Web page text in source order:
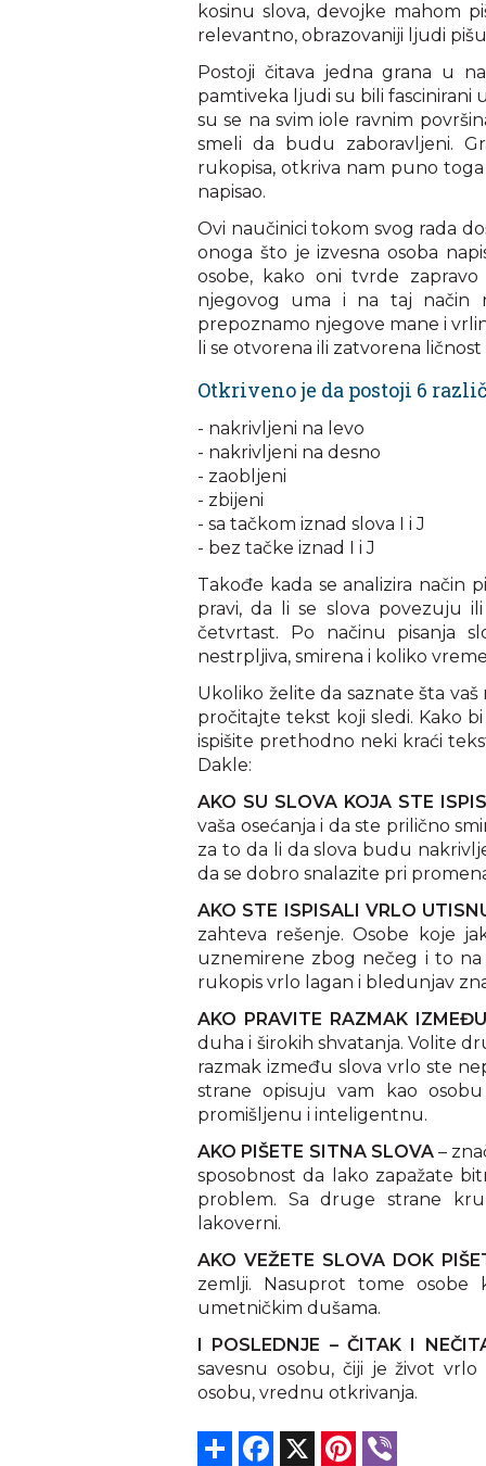
kosinu slova, devojke mahom
relevantno, obrazovaniji ljudi
Postoji čitava jedna grana u
pamtiveka ljudi su bili fascinirani
su se na svim iole ravnim
smeli da budu zaboravljeni.
rukopisa, otkriva nam puno
napisao.
Ovi naučinici tokom svog rada
onoga što je izvesna osoba
osobe, kako oni tvrde
njegovog uma i na taj način
prepoznamo njegove mane i
li se otvorena ili zatvorena ličnost
Otkriveno je da postoji 6
- nakrivljeni na levo
- nakrivljeni na desno
- zaobljeni
- zbijeni
- sa tačkom iznad slova I i J
- bez tačke iznad I i J
Takođe kada se analizira način
pravi, da li se slova povezuju
četvrtast. Po načinu pisanja
nestrpljiva, smirena i koliko
Ukoliko želite da saznate šta
pročitajte tekst koji sledi. Kako
ispišite prethodno neki kraći
Dakle:
AKO SU SLOVA KOJA STE
vaša osećanja i da ste prilično
za to da li da slova budu
da se dobro snalazite pri
AKO STE ISPISALI VRLO
zahteva rešenje. Osobe koje
uznemirene zbog nečeg i to
rukopis vrlo lagan i bledunjav
AKO PRAVITE RAZMAK
duha i širokih shvatanja. Volite
razmak između slova vrlo ste
strane opisuju vam kao
promišljenu i inteligentnu.
AKO PIŠETE SITNA SLOVA–
sposobnost da lako zapažate
problem. Sa druge strane
lakoverni.
AKO VEŽETE SLOVA DOK
zemlji. Nasuprot tome osobe
umetničkim dušama.
I POSLEDNJE – ČITAK I
savesnu osobu, čiji je život
osobu, vrednu otkrivanja.
Share Facebook Pinterest